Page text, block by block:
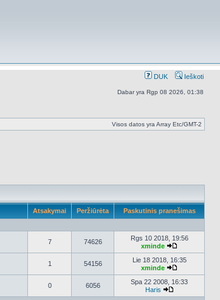
DUK Ieškoti
Dabar yra Rgp 08 2026, 01:38
Visos datos yra Array Etc/GMT-2
Atsakymai Peržiūrėta Paskutinis pranešimas
7 74626
Rgs 10 2018, 19:56
xminde
Peržiūrėti
naujausius
1 54156
Lie 18 2018, 16:35
xminde
Peržiūrėti
naujausius
0 6056
Spa 22 2008, 16:33
Haris
Peržiūrėti